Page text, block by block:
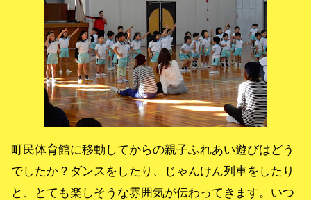
町民体育館に移動してからの親子ふれあい遊びはどう
でしたか？ダンスをしたり、じゃんけん列車をしたり
と、とても楽しそうな雰囲気が伝わってきます。いつ